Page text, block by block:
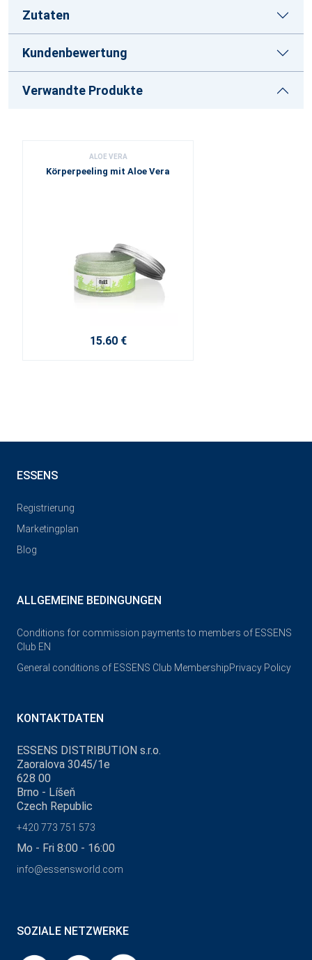
Zutaten
Kundenbewertung
Verwandte Produkte
ALOE VERA
Körperpeeling mit Aloe Vera
15.60 €
ESSENS
Registrierung
Marketingplan
Blog
ALLGEMEINE BEDINGUNGEN
Conditions for commission payments to members of ESSENS
Club EN
General conditions of ESSENS Club MembershipPrivacy Policy
KONTAKTDATEN
ESSENS DISTRIBUTION s.r.o.
Zaoralova 3045/1e
628 00
Brno - Líšeň
Czech Republic
+420 773 751 573
Mo - Fri 8:00 - 16:00
info@essensworld.com
SOZIALE NETZWERKE